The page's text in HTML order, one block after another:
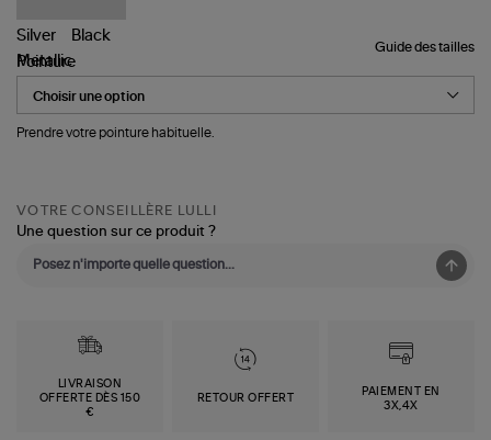
Guide des tailles
Pointure
Prendre votre pointure habituelle.
VOTRE CONSEILLÈRE LULLI
Une question sur ce produit ?
LIVRAISON
OFFERTE DÈS 150
€
RETOUR OFFERT
PAIEMENT EN
3X,4X